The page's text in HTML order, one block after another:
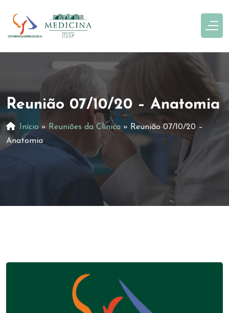
Reunião 07/10/20 – Anatomia
Início» Reuniões da Clínica » Reunião 07/10/20 –
Anatomia